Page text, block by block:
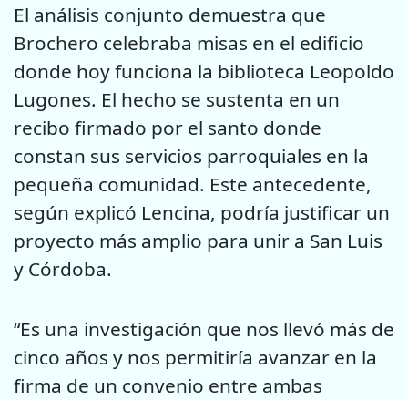
El análisis conjunto demuestra que
Brochero celebraba misas en el edificio
donde hoy funciona la biblioteca Leopoldo
Lugones. El hecho se sustenta en un
recibo firmado por el santo donde
constan sus servicios parroquiales en la
pequeña comunidad. Este antecedente,
según explicó Lencina, podría justificar un
proyecto más amplio para unir a San Luis
y Córdoba.
“Es una investigación que nos llevó más de
cinco años y nos permitiría avanzar en la
firma de un convenio entre ambas